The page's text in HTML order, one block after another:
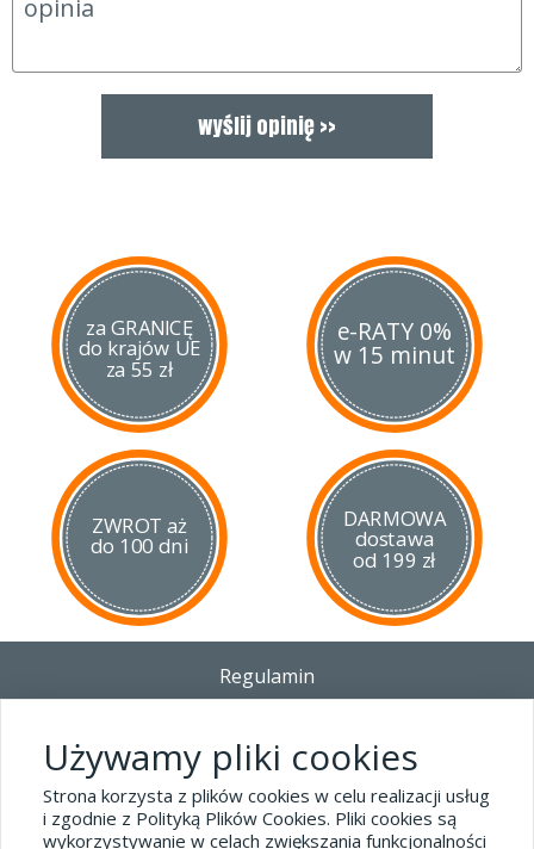
za GRANICĘ
do krajów UE
za 55 zł
e-RATY 0%
w 15 minut
ZWROT aż
do 100 dni
DARMOWA
dostawa
od 199 zł
Regulamin
Polityka prywatności i pliki cookies
Blog
Używamy pliki cookies
Strona korzysta z plików cookies w celu realizacji usług
i zgodnie z Polityką Plików Cookies. Pliki cookies są
wykorzystywanie w celach zwiększania funkcjonalności